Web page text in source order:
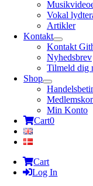
Vokal
Artikler
Kontakt
Kontakt
Nyhedsbrev
Tilmeld dig
Shop
Min Konto
Cart0
Cart
Log In